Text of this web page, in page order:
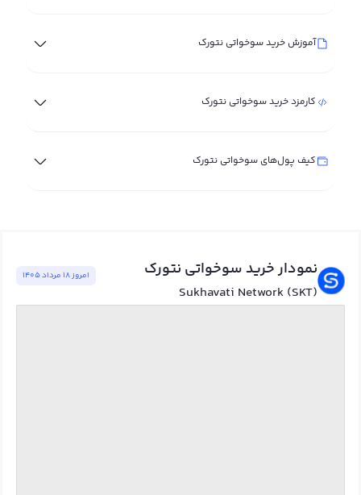
آموزش خرید سوخواتی نتورک
کارمزد خرید سوخواتی نتورک
کیف پول‌های سوخواتی نتورک
نمودار خرید سوخواتی نتورک
Sukhavati Network (SKT)
امروز ١٨ مرداد ١٤٠٥